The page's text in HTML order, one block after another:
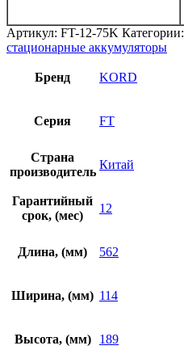
Артикул: FT-12-75K Категории:
стационарные аккумуляторы
Бренд KORD
Серия FT
Страна
производитель
Китай
Гарантийный
срок, (мес)
12
Длина, (мм) 562
Ширина, (мм) 114
Высота, (мм) 189